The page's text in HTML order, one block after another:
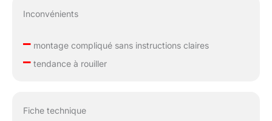
Inconvénients
–montage compliqué sans instructions claires
–tendance à rouiller
Fiche technique